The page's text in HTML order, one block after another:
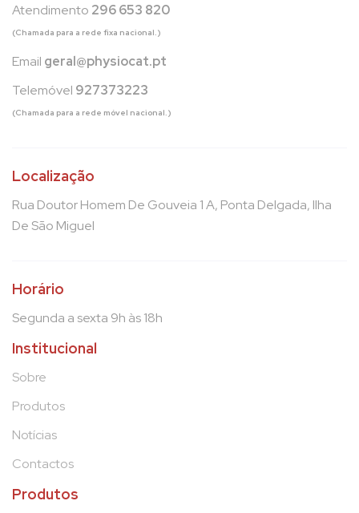
Atendimento 296 653 820
(Chamada para a rede fixa nacional.)
Email geral@physiocat.pt
Telemóvel 927373223
(Chamada para a rede móvel nacional.)
Localização
Rua Doutor Homem De Gouveia 1 A, Ponta Delgada, Ilha
De São Miguel
Horário
Segunda a sexta 9h às 18h
Institucional
Sobre
Produtos
Notícias
Contactos
Produtos